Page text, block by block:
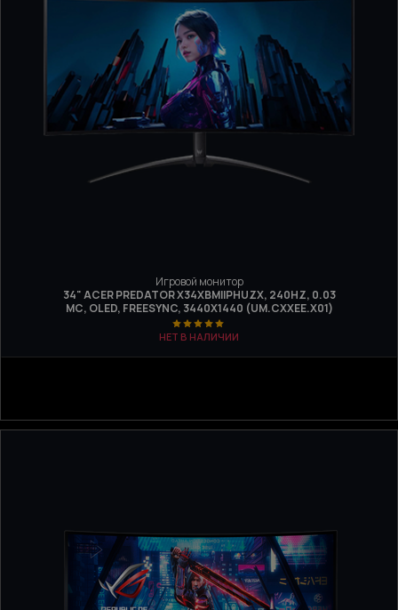
Игровой монитор
34" ACER PREDATOR X34XBMIIPHUZX, 240HZ, 0.03
МС, OLED, FREESYNC, 3440Х1440 (UM.CXXEE.X01)
НЕТ В НАЛИЧИИ